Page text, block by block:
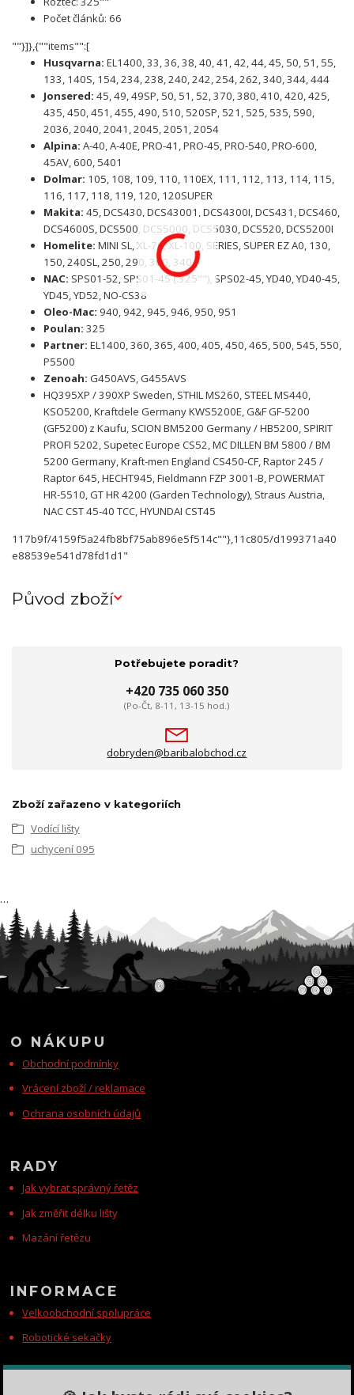
Počet článků: 66
""}]},{""items"":[
Husqvarna: EL1400, 33, 36, 38, 40, 41, 42, 44, 45, 50, 51, 55,
133, 140S, 154, 234, 238, 240, 242, 254, 262, 340, 344, 444
Jonsered: 45, 49, 49SP, 50, 51, 52, 370, 380, 410, 420, 425,
435, 450, 451, 455, 490, 510, 520SP, 521, 525, 535, 590,
2036, 2040, 2041, 2045, 2051, 2054
Alpina: A-40, A-40E, PRO-41, PRO-45, PRO-540, PRO-600,
45AV, 600, 5401
Dolmar: 105, 108, 109, 110, 110EX, 111, 112, 113, 114, 115,
116, 117, 118, 119, 120, 120SUPER
Makita: 45, DCS430, DCS43001, DCS4300I, DCS431, DCS460,
DCS4600S, DCS500, DCS5000, DCS5030, DCS520, DCS5200I
Homelite: MINI SL, XL-76, XL-100, SERIES, SUPER EZ A0, 130,
150, 240SL, 250, 290, 300, 340
NAC: SPS01-52, SPS01-45 (.325""), SPS02-45, YD40, YD40-45,
YD45, YD52, NO-CS38
Oleo-Mac: 940, 942, 945, 946, 950, 951
Poulan: 325
Partner: EL1400, 360, 365, 400, 405, 450, 465, 500, 545, 550,
P5500
Zenoah: G450AVS, G455AVS
HQ395XP / 390XP Sweden, STHIL MS260, STEEL MS440,
KSO5200, Kraftdele Germany KWS5200E, G&F GF-5200
(GF5200) z Kaufu, SCION BM5200 Germany / HB5200, SPIRIT
PROFI 5202, Supetec Europe CS52, MC DILLEN BM 5800 / BM
5200 Germany, Kraft-men England CS450-CF, Raptor 245 /
Raptor 645, HECHT945, Fieldmann FZP 3001-B, POWERMAT
HR-5510, GT HR 4200 (Garden Technology), Straus Austria,
NAC CST 45-40 TCC, HYUNDAI CST45
117b9f/4159f5a24fb8bf75ab896e5f514c""},11c805/d199371a40
e88539e541d78fd1d1"
Původ zboží
Potřebujete poradit?
+420 735 060 350
(Po-Čt, 8-11, 13-15 hod.)
dobryden@baribalobchod.cz
Zboží zařazeno v kategoriích
Vodící lišty
uchycení 095
O NÁKUPU
Obchodní podmínky
Vrácení zboží / reklamace
Ochrana osobních údajů
RADY
Jak vybrat správný řetěz
Jak změřit délku lišty
Mazání řetězu
INFORMACE
Velkoobchodní spolupráce
Robotické sekačky
KONTAKTY
…